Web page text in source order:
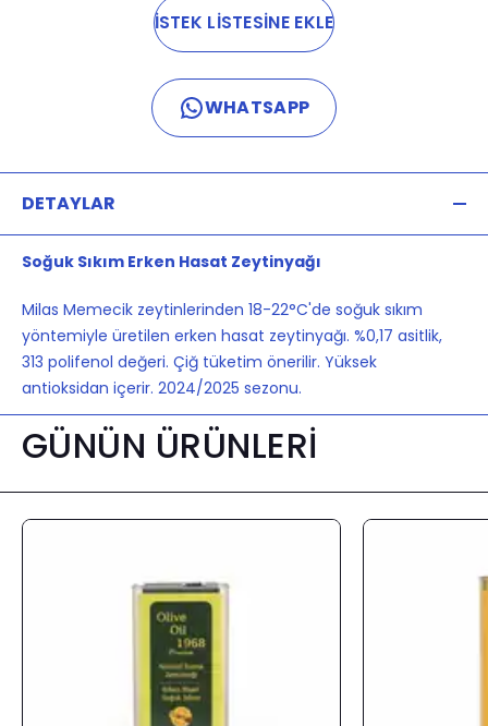
İSTEK LİSTESİNE EKLE
WHATSAPP
DETAYLAR
Soğuk Sıkım Erken Hasat Zeytinyağı
Milas Memecik zeytinlerinden 18-22°C'de soğuk sıkım
yöntemiyle üretilen erken hasat zeytinyağı. %0,17 asitlik,
313 polifenol değeri. Çiğ tüketim önerilir. Yüksek
antioksidan içerir. 2024/2025 sezonu.
GÜNÜN ÜRÜNLERİ